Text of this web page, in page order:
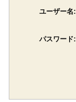
ユーザー名:
パスワード: